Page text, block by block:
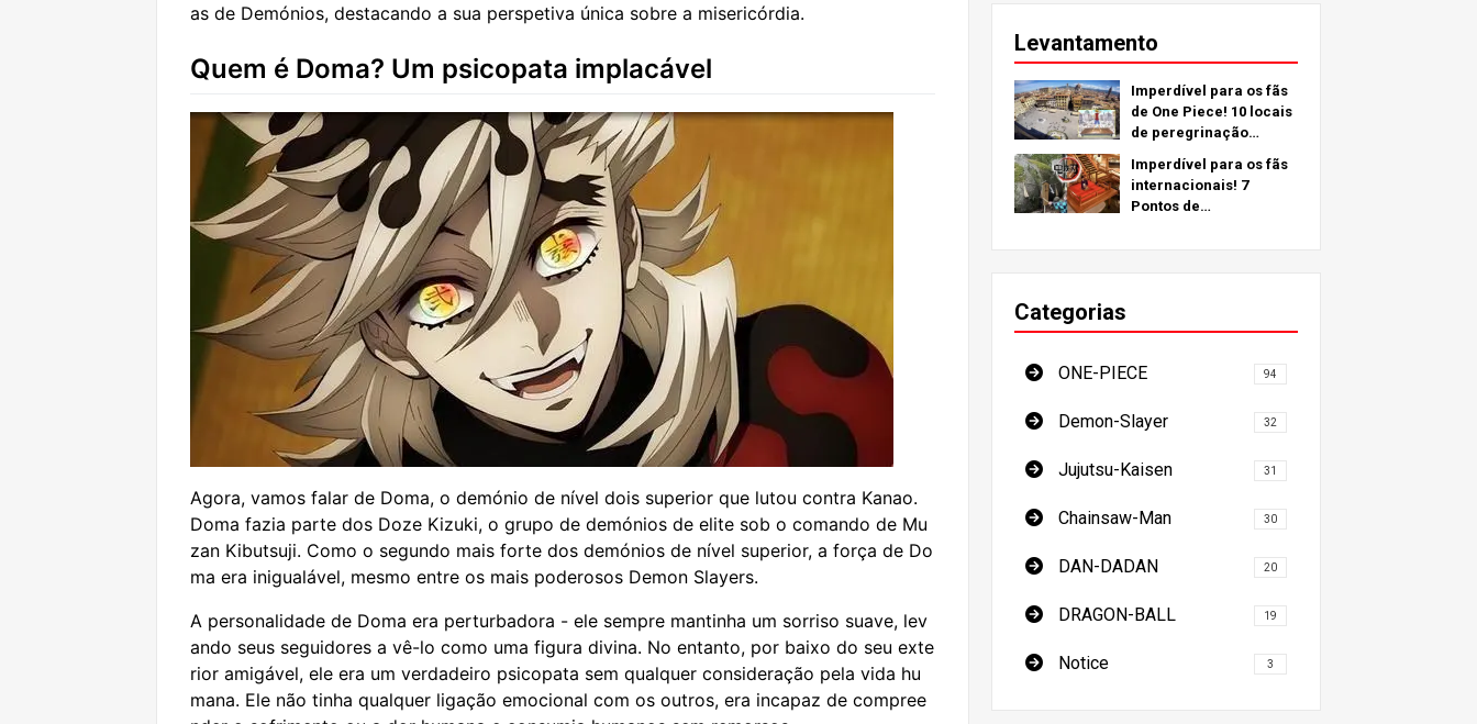
as de Demónios, destacando a sua perspetiva única sobre a misericórdia.
Quem é Doma? Um psicopata implacável
Agora, vamos falar de Doma, o demónio de nível dois superior que lutou contra Kanao.
Doma fazia parte dos Doze Kizuki, o grupo de demónios de elite sob o comando de Mu
zan Kibutsuji. Como o segundo mais forte dos demónios de nível superior, a força de Do
ma era inigualável, mesmo entre os mais poderosos Demon Slayers.
A personalidade de Doma era perturbadora - ele sempre mantinha um sorriso suave, lev
ando seus seguidores a vê-lo como uma figura divina. No entanto, por baixo do seu exte
rior amigável, ele era um verdadeiro psicopata sem qualquer consideração pela vida hu
mana. Ele não tinha qualquer ligação emocional com os outros, era incapaz de compree
Levantamento
Imperdível para os fãs
de One Piece! 10 locais
de peregrinação
mundo real ao redor do
globo!
Imperdível para os fãs
internacionais! 7
Pontos de
Categorias
ONE-PIECE 94
Demon-Slayer 32
Jujutsu-Kaisen 31
Chainsaw-Man 30
DAN-DADAN 20
DRAGON-BALL 19
Notice 3